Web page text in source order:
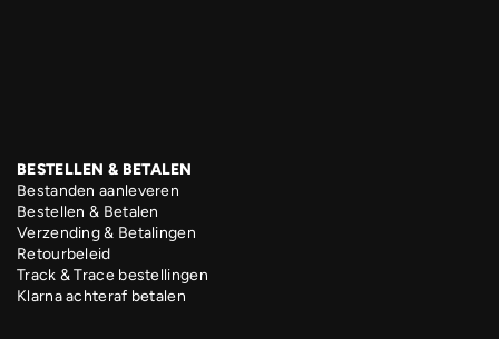
BESTELLEN & BETALEN
Bestanden aanleveren
Bestellen & Betalen
Verzending & Betalingen
Retourbeleid
Track & Trace bestellingen
Klarna achteraf betalen